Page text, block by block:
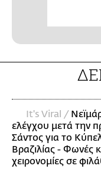
It's Viral /
ελέγχου μετά την
Σάντος για το
Βραζιλίας - Φωνές
χειρονομίες σε